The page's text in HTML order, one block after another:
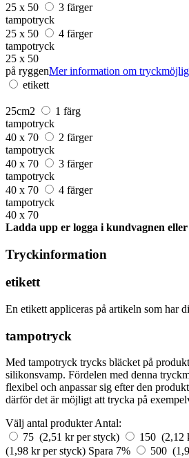
25 x 50
3 färger
tampotryck
25 x 50
4 färger
tampotryck
25 x 50
på ryggenMer information om
etikett
25cm2
1 färg
tampotryck
40 x 70
2 färger
tampotryck
40 x 70
3 färger
tampotryck
40 x 70
4 färger
tampotryck
40 x 70
Ladda upp er logga i kundvagnen
Tryckinformation
etikett
En etikett appliceras på artikeln som har
tampotryck
Med tampotryck trycks bläcket på
silikonsvamp. Fördelen med denna
flexibel och anpassar sig efter den
därför det är möjligt att trycka på
Välj antal produkterAntal:
75 (2,51 kr per styck)
150 (2,12
(1,98 kr per styck) Spara 7% 500